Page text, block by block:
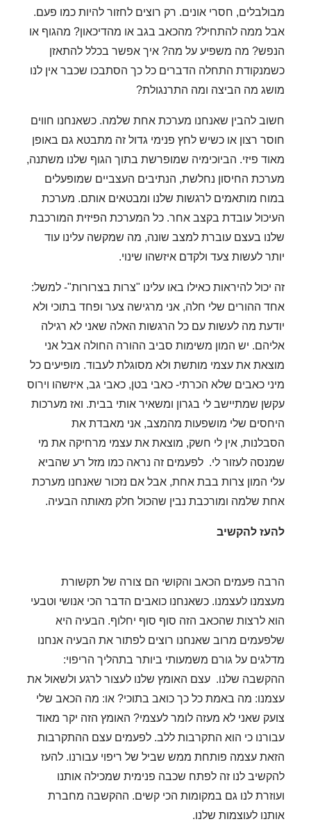
מבולבלים, חסרי אונים. רק רוצים לחזור להיות כמו פעם.
אבל ממה להתחיל? מהכאב בגב או מהדיכאון? מהגוף או
הנפש? מה משפיע על מה? איך אפשר בכלל להתאזן
כשמנקודת התחלה הדברים כל כך הסתבכו שכבר אין לנו
מושג מה הביצה ומה התרנגולת?
חשוב להבין שאנחנו מערכת אחת שלמה. כשאנחנו חווים
חוסר רצון או כשיש לחץ פנימי גדול זה מתבטא גם באופן
מאוד פיזי. הביוכימיה שמופרשת בתוך הגוף שלנו משתנה,
מערכת החיסון נחלשת, הנתיבים העצביים שמופעלים
במוח מותאמים לרגשות שלנו ומבטאים אותם. מערכת
העיכול עובדת בקצב אחר. כל המערכת הפיזית המורכבת
שלנו בעצם עוברת למצב שונה, מה שמקשה עלינו עוד
יותר לעשות צעד ולקדם איזשהו שינוי.
זה יכול להיראות כאילו באו עלינו "צרות בצרורות"- למשל:
אחד ההורים שלי חלה, אני מרגישה צער ופחד בתוכי ולא
יודעת מה לעשות עם כל הרגשות האלה שאני לא רגילה
אליהם. יש המון משימות סביב ההורה החולה אבל אני
מוצאת את עצמי מותשת ולא מסוגלת לעבוד. מופיעים כל
מיני כאבים שלא הכרתי- כאבי בטן, כאבי גב, איזשהו וירוס
עקשן שמתיישב לי בגרון ומשאיר אותי בבית. ואז מערכות
היחסים שלי מושפעות מהמצב, אני מאבדת את
הסבלנות, אין לי חשק, מוצאת את עצמי מרחיקה את מי
שמנסה לעזור לי. לפעמים זה נראה כמו מזל רע שהביא
עלי המון צרות בבת אחת, אבל אם נזכור שאנחנו מערכת
אחת שלמה ומורכבת נבין שהכול חלק מאותה הבעיה.
להעז להקשיב
הרבה פעמים הכאב והקושי הם צורה של תקשורת
מעצמנו לעצמנו. כשאנחנו כואבים הדבר הכי אנושי וטבעי
הוא לרצות שהכאב הזה סוף סוף יחלוף. הבעיה היא
שלפעמים מרוב שאנחנו רוצים לפתור את הבעיה אנחנו
מדלגים על גורם משמעותי ביותר בתהליך הריפוי:
ההקשבה שלנו. עצם האומץ שלנו לעצור לרגע ולשאול את
עצמנו: מה באמת כל כך כואב בתוכי? או: מה הכאב שלי
צועק שאני לא מעזה לומר לעצמי? האומץ הזה יקר מאוד
עבורנו כי הוא התקרבות ללב. לפעמים עצם ההתקרבות
הזאת עצמה פותחת ממש שביל של ריפוי עבורנו. להעז
להקשיב לנו זה לפתח שכבה פנימית שמכילה אותנו
ועוזרת לנו גם במקומות הכי קשים. ההקשבה מחברת
אותנו לעוצמות שלנו.